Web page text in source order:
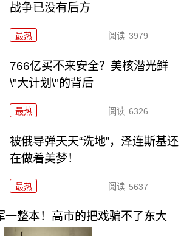
战争已没有后方
最热 阅读 3979
766亿买不来安全？美核潜光鲜
\"大计划\"的背后
最热 阅读 6326
被俄导弹天天“洗地”，泽连斯基还
在做着美梦！
最热 阅读 5637
一整本！高市的把戏骗不了东大